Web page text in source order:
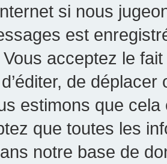
si nous
est
acceptez le
de
estimons que cela
que toutes les
notre base de